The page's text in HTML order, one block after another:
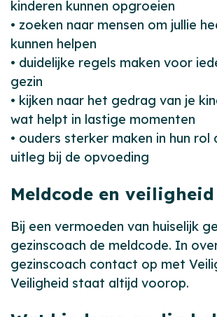
kinderen kunnen opgroeien
• zoeken naar mensen om jullie
kunnen helpen
• duidelijke regels maken voor
gezin
• kijken naar het gedrag van je
wat helpt in lastige momenten
• ouders sterker maken in hun rol
uitleg bij de opvoeding
Meldcode en veiligheid
Bij een vermoeden van huiselijk
gezinscoach de meldcode. In
gezinscoach contact op met
Veiligheid staat altijd voorop.